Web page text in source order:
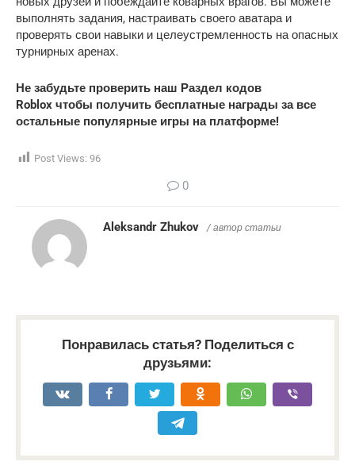
выполнять задания, настраивать своего аватара и
проверять свои навыки и целеустремленность на опасных
турнирных аренах.
Не забудьте проверить наш Раздел кодов
Roblox чтобы получить бесплатные награды за все
остальные популярные игры на платформе!
Post Views: 96
0
Aleksandr Zhukov / автор статьи
Понравилась статья? Поделиться с
друзьями: